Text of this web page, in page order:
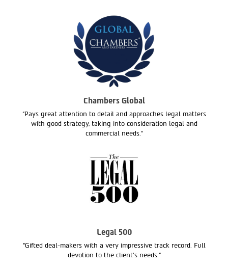
Chambers Global
"Pays great attention to detail and approaches legal matters
with good strategy, taking into consideration legal and
commercial needs."
Legal 500
"Gifted deal-makers with a very impressive track record. Full
devotion to the client’s needs.“